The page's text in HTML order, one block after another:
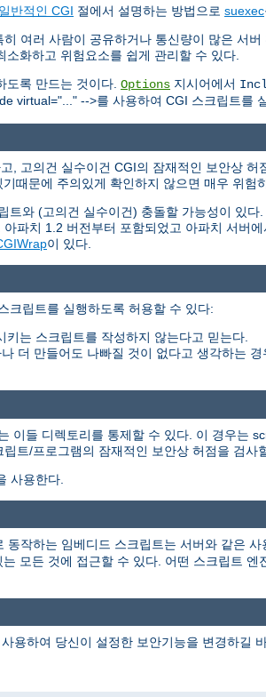
일반적인 CGI 절에서 설명하는 방법으로 suexec
여러 사람이 공유하거나 통신량이 많은 서
화하고 위험요소를 쉽게 관리할 수 있다.
도록 만드는 것이다. Options 지시어에서
virtual="..." -->를 사용하여 CGI 스크립트를
, 고의건 실수이건 CGI의 잠재적인 보안상
때문에 주의있게 확인하지 않으면 매우 위험
트와 (고의건 실수이건) 충돌할 가능성이 있
파치 1.2 버전부터 포함되었고 아파치 서버
이 있다.
크립트를 실행하도록 허용할 수 있다:
는 스크립트를 작성하지 않는다고 믿는다.
더 만들어도 나빠질 것이 없다고 생각하는 경
이들 디렉토리를 통제할 수 있다. 이 경우는
트/프로그램의 잠재적인 보안상 허점을 검사
사용한다.
작하는 임베디드 스크립트는 서버와 같은 사
모든 것에 접근할 수 있다. 어떤 스크립트
용하여 당신이 설정한 보안기능을 변경하길